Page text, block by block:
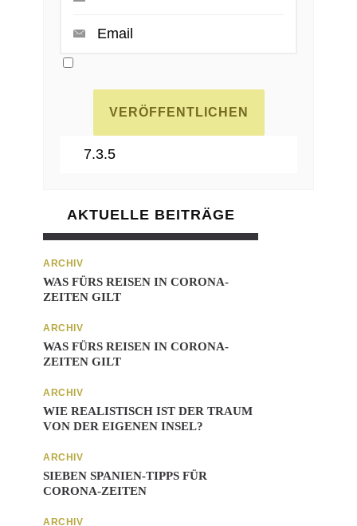
AKTUELLE BEITRÄGE
ARCHIV
WAS FÜRS REISEN IN CORONA-
ZEITEN GILT
ARCHIV
WAS FÜRS REISEN IN CORONA-
ZEITEN GILT
ARCHIV
WIE REALISTISCH IST DER TRAUM
VON DER EIGENEN INSEL?
ARCHIV
SIEBEN SPANIEN-TIPPS FÜR
CORONA-ZEITEN
ARCHIV